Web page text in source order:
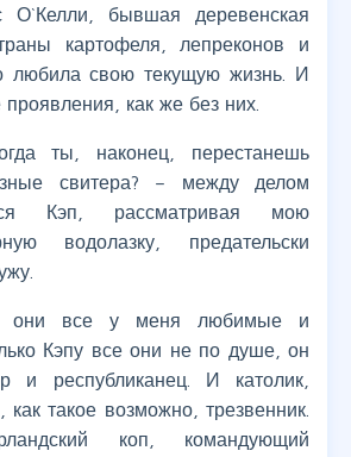
О`Келли, бывшая деревенская
картофеля, лепреконов и
любила свою текущую жизнь. И
как же без них.
ты, наконец, перестанешь
свитера? – между делом
Кэп, рассматривая мою
водолазку, предательски
они все у меня любимые и
Кэпу все они не по душе, он
и республиканец. И католик,
такое возможно, трезвенник.
коп, командующий